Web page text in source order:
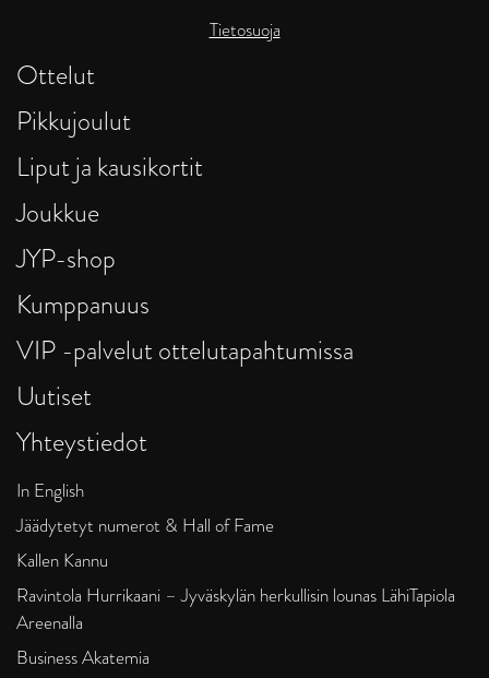
Tietosuoja
Ottelut
Pikkujoulut
Liput ja kausikortit
Joukkue
JYP-shop
Kumppanuus
VIP -palvelut ottelutapahtumissa
Uutiset
Yhteystiedot
In English
Jäädytetyt numerot & Hall of Fame
Kallen Kannu
Ravintola Hurrikaani – Jyväskylän herkullisin lounas LähiTapiola
Areenalla
Business Akatemia